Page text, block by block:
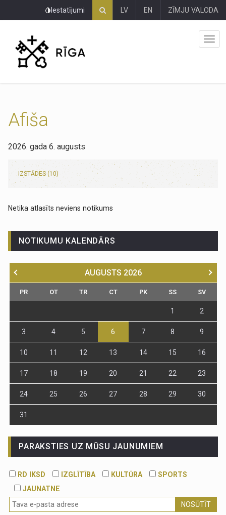
Iestatījumi LV EN ZĪMJU VALODA
Afiša
2026. gada 6. augusts
IZSTĀDES (10)
Netika atlasīts neviens notikums
NOTIKUMU KALENDĀRS
AUGUSTS 2026
PR OT TR CT PK SS SV
1 2
3 4 5 6 7 8 9
10 11 12 13 14 15 16
17 18 19 20 21 22 23
24 25 26 27 28 29 30
31
PARAKSTIES UZ MŪSU JAUNUMIEM
RD IKSD IZGLĪTĪBA KULTŪRA
SPORTS
JAUNATNE
NOSŪTĪT